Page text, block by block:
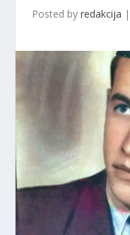
Posted by redakcija |